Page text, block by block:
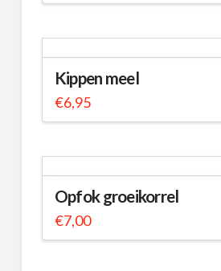
Kippen meel
€6,95
Opfok groeikorrel
€7,00